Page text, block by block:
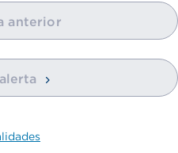
anterior